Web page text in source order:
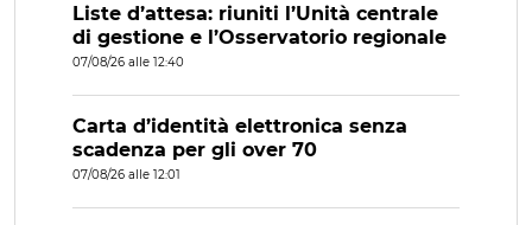
Liste d’attesa: riuniti l’Unità centrale
di gestione e l’Osservatorio regionale
07/08/26 alle 12:40
Carta d’identità elettronica senza
scadenza per gli over 70
07/08/26 alle 12:01